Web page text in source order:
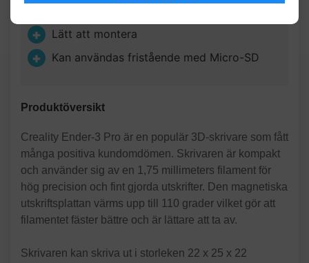
Lätt att montera
Kan användas fristående med Micro-SD
Produktöversikt
Creality Ender-3 Pro är en populär 3D-skrivare som fått
många positiva kundomdömen. Skrivaren är kompakt
och använder sig av en 1,75 millimeters filament för
hög precision och fint gjorda utskrifter. Den magnetiska
utskriftsplattan värms upp till 110 grader vilket gör att
filamentet fäster bättre och är lättare att ta av.
Skrivaren kan skriva ut i storleken 22 x 25 x 22